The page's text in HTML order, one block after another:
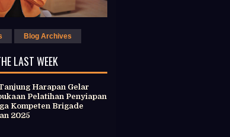
Blog Archives
LAST WEEK
Harapan Gelar
Pelatihan Penyiapan
Kompeten Brigade
2025